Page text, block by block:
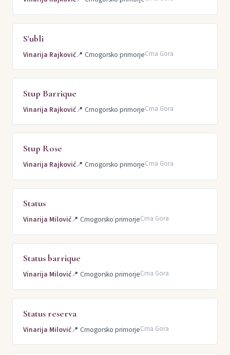
S'ubli
Vinarija Rajković📍 Crnogorsko primorjeCrna Gora
Stup Barrique
Vinarija Rajković📍 Crnogorsko primorjeCrna Gora
Stup Rose
Vinarija Rajković📍 Crnogorsko primorjeCrna Gora
Status
Vinarija Milović📍 Crnogorsko primorjeCrna Gora
Status barrique
Vinarija Milović📍 Crnogorsko primorjeCrna Gora
Status reserva
Vinarija Milović📍 Crnogorsko primorjeCrna Gora